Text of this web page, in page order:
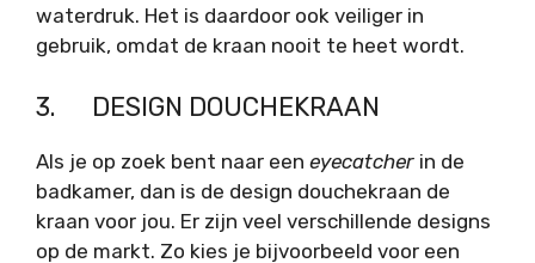
waterdruk. Het is daardoor ook veiliger in
gebruik, omdat de kraan nooit te heet wordt.
3. DESIGN DOUCHEKRAAN
Als je op zoek bent naar een eyecatcher in de
badkamer, dan is de design douchekraan de
kraan voor jou. Er zijn veel verschillende designs
op de markt. Zo kies je bijvoorbeeld voor een